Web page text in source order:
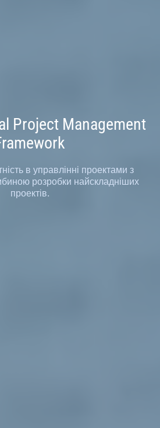
Project Management
в управлінні проектами з
розробки найскладніших
проектів.